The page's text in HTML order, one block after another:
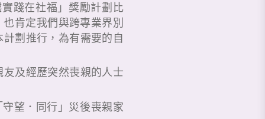
踐在社福」獎勵計劃比
肯定我們與跨專業界別
劃推行，為有需要的自
及經歷突然喪親的人士
望．同行」災後喪親家